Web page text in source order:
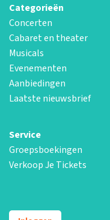
Categorieën
Concerten
Cabaret en theater
Musicals
Evenementen
Aanbiedingen
Laatste nieuwsbrief
Service
Groepsboekingen
Verkoop Je Tickets